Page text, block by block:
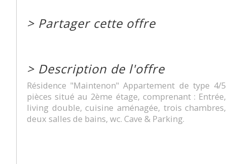
> Partager cette offre
> Description de l'offre
Résidence "Maintenon" Appartement de type 4/5
pièces situé au 2ème étage, comprenant : Entrée,
living double, cuisine aménagée, trois chambres,
deux salles de bains, wc. Cave & Parking.